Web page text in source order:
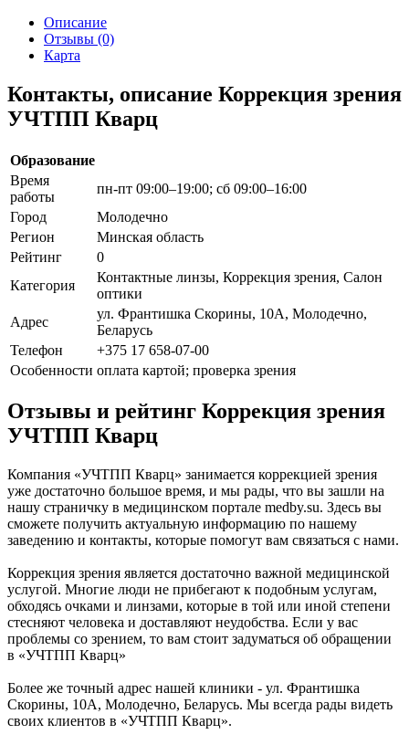
Описание
Отзывы (0)
Карта
Контакты, описание Коррекция зрения
УЧТПП Кварц
Образование
Время
работы
пн-пт 09:00–19:00; сб 09:00–16:00
Город
Молодечно
Регион
Минская область
Рейтинг
0
Категория
Контактные линзы, Коррекция зрения, Салон
оптики
Адрес
ул. Франтишка Скорины, 10А, Молодечно,
Беларусь
Телефон
+375 17 658-07-00
Особенности оплата картой; проверка зрения
Отзывы и рейтинг Коррекция зрения
УЧТПП Кварц
Компания «УЧТПП Кварц» занимается коррекцией зрения
уже достаточно большое время, и мы рады, что вы зашли на
нашу страничку в медицинском портале medby.su. Здесь вы
сможете получить актуальную информацию по нашему
заведению и контакты, которые помогут вам связаться с нами.
Коррекция зрения является достаточно важной медицинской
услугой. Многие люди не прибегают к подобным услугам,
обходясь очками и линзами, которые в той или иной степени
стесняют человека и доставляют неудобства. Если у вас
проблемы со зрением, то вам стоит задуматься об обращении
в «УЧТПП Кварц»
Более же точный адрес нашей клиники - ул. Франтишка
Скорины, 10А, Молодечно, Беларусь. Мы всегда рады видеть
своих клиентов в «УЧТПП Кварц».